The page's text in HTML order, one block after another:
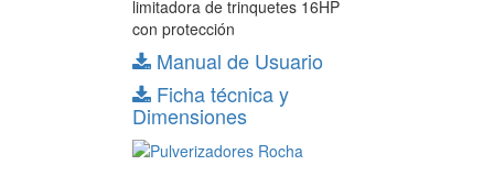
limitadora de trinquetes 16HP
con protección
Manual de Usuario
Ficha técnica y
Dimensiones